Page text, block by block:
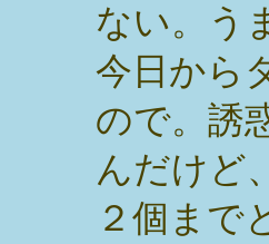
ない。う
今日から
ので。誘
んだけど
２個まで